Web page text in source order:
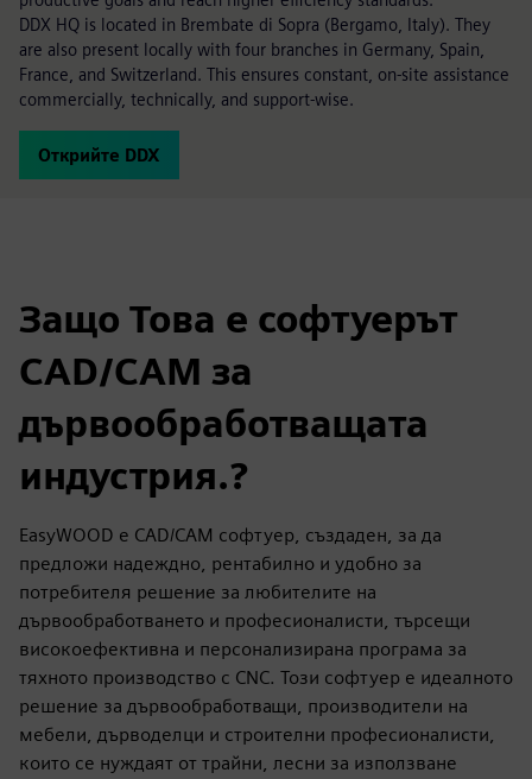
DDX HQ is located in Brembate di Sopra (Bergamo, Italy). They
are also present locally with four branches in Germany, Spain,
France, and Switzerland. This ensures constant, on-site assistance
commercially, technically, and support-wise.
Открийте DDX
Защо Това е софтуерът
CAD/CAM за
дървообработващата
индустрия.?
EasyWOOD е CAD/CAM софтуер, създаден, за да
предложи надеждно, рентабилно и удобно за
потребителя решение за любителите на
дървообработването и професионалисти, търсещи
високоефективна и персонализирана програма за
тяхното производство с CNC. Този софтуер е идеалното
решение за дървообработващи, производители на
мебели, дърводелци и строителни професионалисти,
които се нуждаят от трайни, лесни за използване